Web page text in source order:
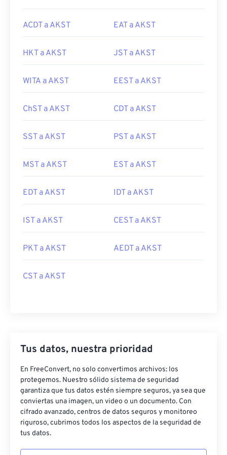
ACDT a AKST EAT a AKST
HKT a AKST JST a AKST
WITA a AKST EEST a AKST
ChST a AKST CDT a AKST
SST a AKST PST a AKST
MST a AKST EST a AKST
EDT a AKST IDT a AKST
IST a AKST CEST a AKST
PKT a AKST AEDT a AKST
CST a AKST
Tus datos, nuestra prioridad
En FreeConvert, no solo convertimos archivos: los
protegemos. Nuestro sólido sistema de seguridad
garantiza que tus datos estén siempre seguros, ya sea que
conviertas una imagen, un video o un documento. Con
cifrado avanzado, centros de datos seguros y monitoreo
riguroso, cubrimos todos los aspectos de la seguridad de
tus datos.